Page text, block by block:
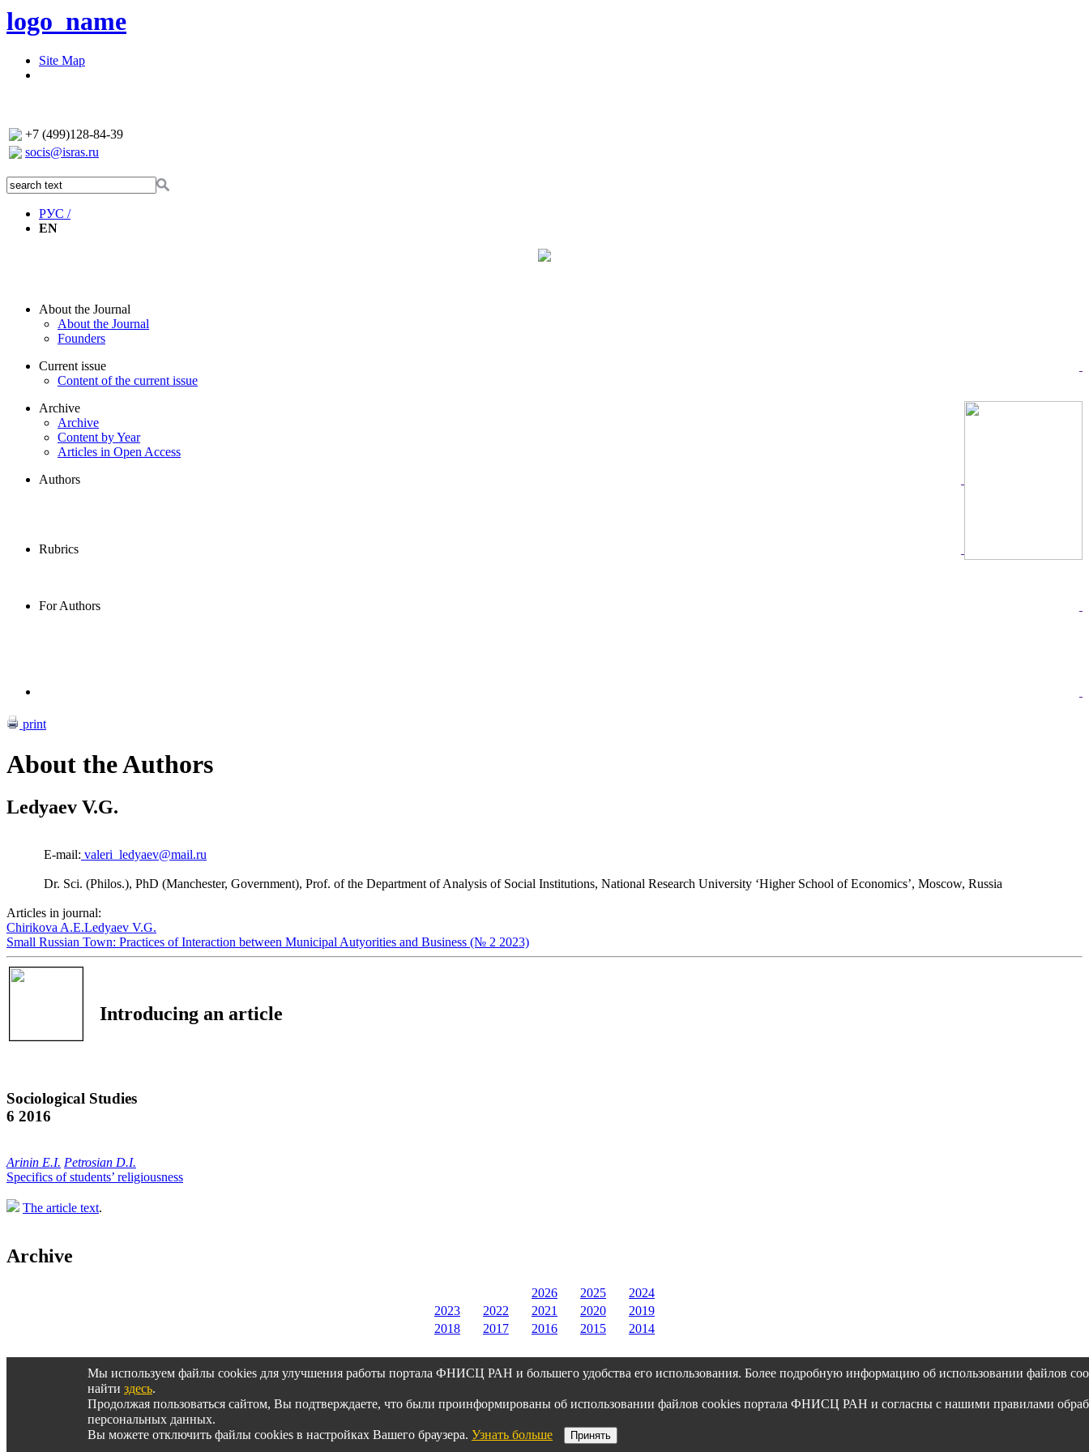
logo_name
Site Map
+7 (499)128-84-39
socis@isras.ru
РУС /
EN
About the Journal
About the Journal
Founders
Current issue
Content of the current issue
Archive
Archive
Content by Year
Articles in Open Access
Authors
Rubrics
For Authors
print
About the Authors
Ledyaev V.G.
E-mail: valeri_ledyaev@mail.ru
Dr. Sci. (Philos.), PhD (Manchester, Government), Prof. of the Department of Analysis of Social Institutions, National Research University ‘Higher School of Economics’, Moscow, Russia
Articles in journal:
Chirikova A.E.Ledyaev V.G.
Small Russian Town: Practices of Interaction between Municipal Autyorities and Business (№ 2 2023)
Introducing an article
Sociological Studies
6 2016
Аrinin Е.I. Petrosian D.I.
Specifics of students’ religiousness
The article text.
Archive
2026 2025
2024
2023
2022 2021 2020
2019
2018
2017 2016 2015 2014
Архив журнала за 2014-2000 гг.
© SOCIS, 2015-2025
Мы используем файлы cookies для улучшения работы портала ФНИСЦ РАН и большего удобства его использования. Более подробную информацию об использовании файлов
найти здесь.
Продолжая пользоваться сайтом, Вы подтверждаете, что были проинформированы об использовании файлов cookies портала ФНИСЦ РАН и согласны с нашими правилами
персональных данных.
Вы можете отключить файлы cookies в настройках Вашего браузера. Узнать больше Принять